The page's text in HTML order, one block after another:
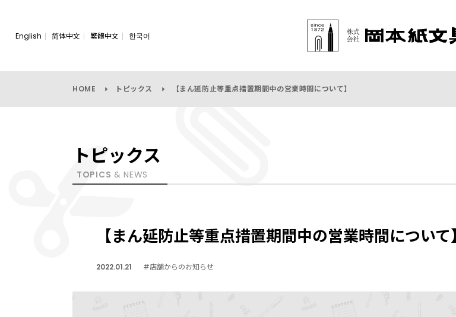
English 简体中文 繁體中文 한국어
HOME トピックス 【まん延防止等重点措置期間中の営業時間について】
トピックス
TOPICS & NEWS
【まん延防止等重点措置期間中の営業時間について】
2022.01.21 #店舗からのお知らせ